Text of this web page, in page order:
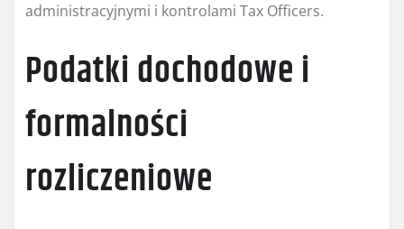
administracyjnymi i kontrolami Tax Officers.
Podatki dochodowe i
formalności
rozliczeniowe